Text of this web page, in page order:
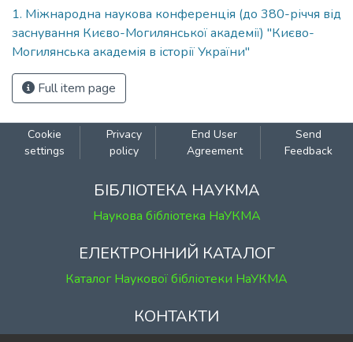
1. Міжнародна наукова конференція (до 380-річчя від
заснування Києво-Могилянської академії) "Києво-
Могилянська академія в історії України"
Full item page
Cookie
settings
Privacy
policy
End User
Agreement
Send
Feedback
БІБЛІОТЕКА НАУКМА
Наукова бібліотека НаУКМА
ЕЛЕКТРОННИЙ КАТАЛОГ
Каталог Наукової бібліотеки НаУКМА
КОНТАКТИ